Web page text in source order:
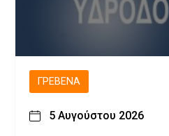
ΓΡΕΒΕΝΆ
5 Αυγούστου 2026